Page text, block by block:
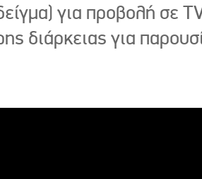
για προβολή σε
διάρκειας για